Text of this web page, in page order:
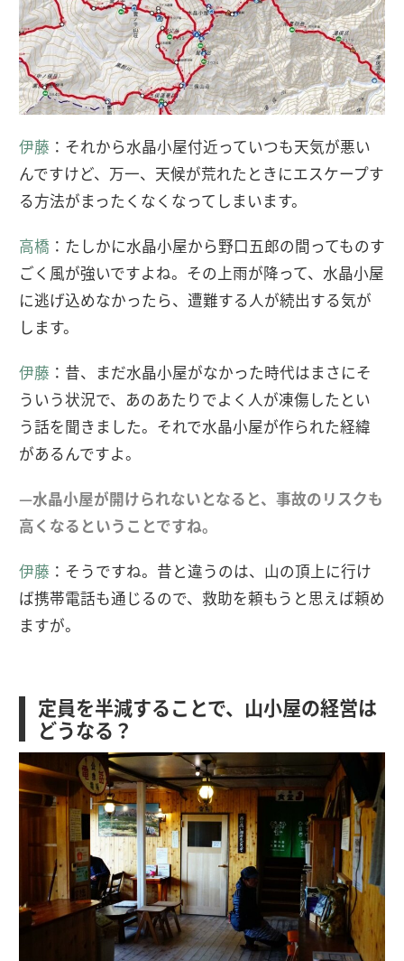
伊藤 ：それから水晶小屋付近っていつも天気が悪い
んですけど、万一、天候が荒れたときにエスケープす
る方法がまったくなくなってしまいます。
高橋 ：たしかに水晶小屋から野口五郎の間ってものす
ごく風が強いですよね。その上雨が降って、水晶小屋
に逃げ込めなかったら、遭難する人が続出する気が
します。
伊藤 ：昔、まだ水晶小屋がなかった時代はまさにそ
ういう状況で、あのあたりでよく人が凍傷したとい
う話を聞きました。それで水晶小屋が作られた経緯
があるんですよ。
—水晶小屋が開けられないとなると、事故のリスクも
高くなるということですね。
伊藤 ：そうですね。昔と違うのは、山の頂上に行け
ば携帯電話も通じるので、救助を頼もうと思えば頼め
ますが。
定員を半減することで、山小屋の経営は
どうなる？